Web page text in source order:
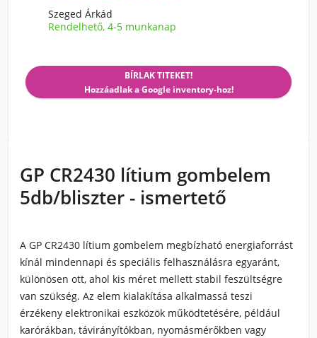
Szeged Árkád
Rendelhető, 4-5 munkanap
BÍRLAK TITEKET!
Hozzáadlak a Google inventory-hoz!
GP CR2430 lítium gombelem
5db/bliszter - ismertető
A GP CR2430 lítium gombelem megbízható energiaforrást
kínál mindennapi és speciális felhasználásra egyaránt,
különösen ott, ahol kis méret mellett stabil feszültségre
van szükség. Az elem kialakítása alkalmassá teszi
érzékeny elektronikai eszközök működtetésére, például
karórákban, távirányítókban, nyomásmérőkben vagy